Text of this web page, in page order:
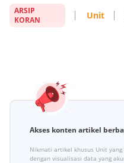
ARSIP
KORAN
Unit
Akses konten artikel
Nikmati artikel khusus Unit
dengan visualisasi data yang